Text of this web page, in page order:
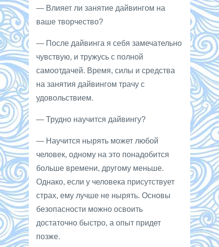
— Влияет ли занятие дайвингом на
ваше творчество?
— После дайвинга я себя замечательно
чувствую, и тружусь с полной
самоотдачей. Время, силы и средства
на занятия дайвингом трачу с
удовольствием.
— Трудно научится дайвингу?
— Научится нырять может любой
человек, одному на это понадобится
больше времени, другому меньше.
Однако, если у человека присутствует
страх, ему лучше не нырять. Основы
безопасности можно освоить
достаточно быстро, а опыт придет
позже.